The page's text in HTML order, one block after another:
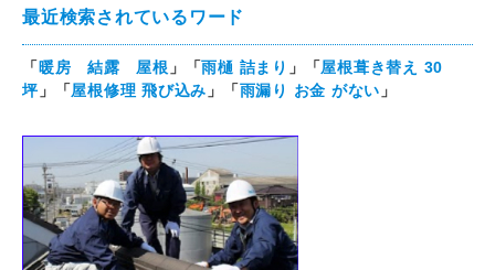
最近検索されているワード
「暖房 結露 屋根 」「雨樋 詰まり 」「屋根葺き替え 30
坪」「屋根修理 飛び込み 」「雨漏り お金 がない 」